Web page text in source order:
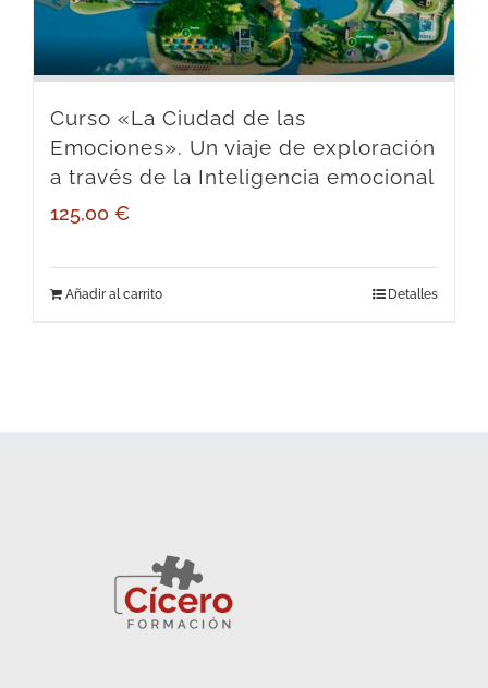
Curso «La Ciudad de las
Emociones». Un viaje de exploración
a través de la Inteligencia emocional
125,00 €
Añadir al carrito Detalles